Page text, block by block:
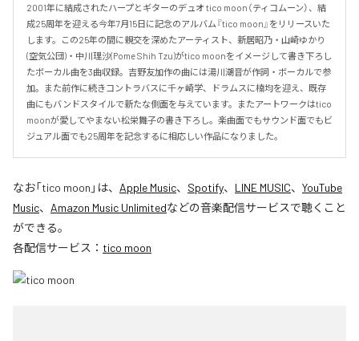
2001年に結成されたハープとギターのデュオ tico moon（ティコムーン）、結
成25周年を迎える今年7月15日に記念のアルバム『tico moon』をリリースいた
します。この25年の間に親交を深めたアーティスト、新居昭乃・山崎ゆかり
(空気公団)・中川理沙(Pome Shih Tzu)がtico moonをイメージして書き下ろし
たボーカル曲を3曲収録。吉野友加作の曲には湯川潮音が作詞・ボーカルで参
加。また前作に続きコントラバスに千ヶ崎学、ドラムスに楠均を迎え、既存
曲にもバンドスタイルで新たな側面を与えています。またアートワークはtico
moonが愛してやまない松栄舞子の書き下ろし。楽曲面でもサウンド面でもビ
ジュアル面でも25周年を記念するに相応しい作品になりました。
なお「tico moon 」は、 Apple Music、 Spotify、 LINE MUSIC、 YouTube
Music、 Amazon Music Unlimitedなどの音楽配信サービスで聴くこと
ができる。
各配信サービス： tico moon